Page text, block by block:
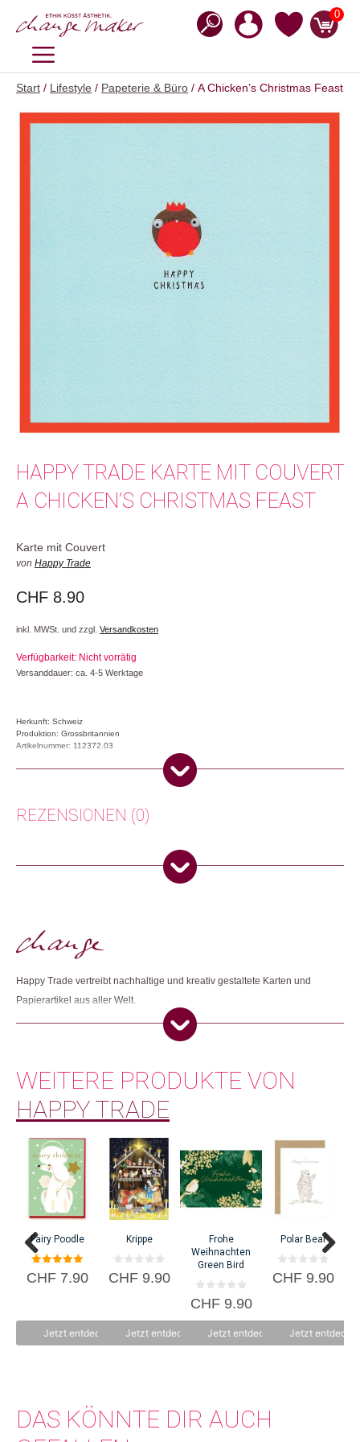
Inhalt
0
MENÜ
Start / Lifestyle / Papeterie & Büro / A Chicken’s Christmas Feast
HAPPY TRADE KARTE MIT COUVERT
A CHICKEN’S CHRISTMAS FEAST
Karte mit Couvert
von Happy Trade
CHF 8.90
inkl. MWSt. und zzgl. Versandkosten
Verfügbarkeit: Nicht vorrätig
Versanddauer: ca. 4-5 Werktage
Herkunft: Schweiz
Produktion: Grossbritannien
Artikelnummer: 112372.03
Kategorien:Lifestyle,Papeterie & Büro, Weihnachtsgeschenke
entsprechen:
REZENSIONEN (0)
Es gibt noch keine Rezensionen.
Happy Trade vertreibt nachhaltige und kreativ gestaltete Karten und
Papierartikel aus aller Welt.
Im Jahr 1994 gründete Philipp Winiger in Losone, Tessin, die Firma Happy
Trade. Seit 2002 sind sie in der alten Spinnerei in Wettingen zuhause.
WEITERE PRODUKTE VON
HAPPY TRADE
Fairy Poodle
5.00
von 5
CHF7.90
Jetzt entdecken
Krippe
0
v
CHF9.90
Jetzt entdecken
Frohe
Weihnachten
Green Bird
0
v
CHF9.90
Jetzt entdecken
Polar Bear
0
v
CHF9.90
Jetzt
DAS KÖNNTE DIR AUCH